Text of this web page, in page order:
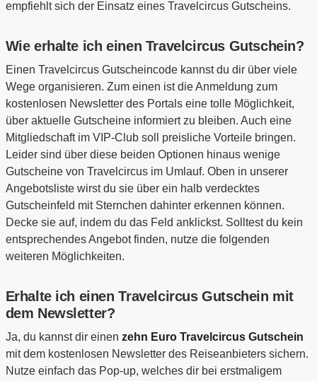
empfiehlt sich der Einsatz eines Travelcircus Gutscheins.
Wie erhalte ich einen Travelcircus Gutschein?
Einen Travelcircus Gutscheincode kannst du dir über viele
Wege organisieren. Zum einen ist die Anmeldung zum
kostenlosen Newsletter des Portals eine tolle Möglichkeit,
über aktuelle Gutscheine informiert zu bleiben. Auch eine
Mitgliedschaft im VIP-Club soll preisliche Vorteile bringen.
Leider sind über diese beiden Optionen hinaus wenige
Gutscheine von Travelcircus im Umlauf. Oben in unserer
Angebotsliste wirst du sie über ein halb verdecktes
Gutscheinfeld mit Sternchen dahinter erkennen können.
Decke sie auf, indem du das Feld anklickst. Solltest du kein
entsprechendes Angebot finden, nutze die folgenden
weiteren Möglichkeiten.
Erhalte ich einen Travelcircus Gutschein mit
dem Newsletter?
Ja, du kannst dir einen zehn Euro Travelcircus Gutschein
mit dem kostenlosen Newsletter des Reiseanbieters sichern.
Nutze einfach das Pop-up, welches dir bei erstmaligem